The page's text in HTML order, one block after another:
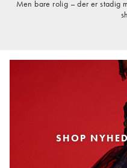
Men bare rolig – der er stadig
SHOP